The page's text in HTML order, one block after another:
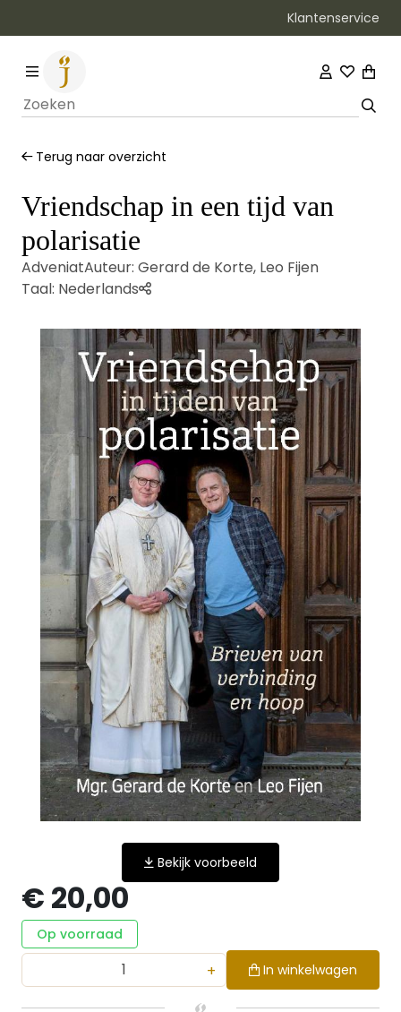
Klantenservice
Terug naar overzicht
Vriendschap in een tijd van
polarisatie
AdveniatAuteur: Gerard de Korte, Leo Fijen
Taal: Nederlands
Bekijk voorbeeld
€ 20,00
Op voorraad
+ In winkelwagen